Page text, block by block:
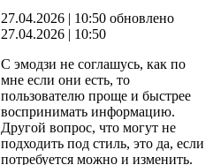
27.04.2026 | 10:50 обновлено
27.04.2026 | 10:50
С эмодзи не соглашусь, как по
мне если они есть, то
пользователю проще и быстрее
воспринимать информацию.
Другой вопрос, что могут не
подходить под стиль, это да, если
потребуется можно и изменить.